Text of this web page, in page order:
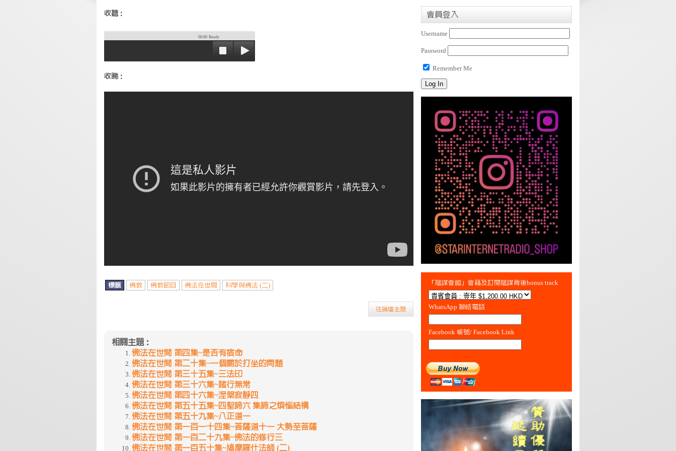
收聽：
00:00 Ready
收睇：
標籤 佛教 佛教節目 佛法在世間 科學與佛法 (二)
往論壇主題
相關主題：
佛法在世間 第四集~是否有宿命
佛法在世間 第二十集~一個關於打坐的問題
佛法在世間 第三十五集~三法印
佛法在世間 第三十六集~諸行無常
佛法在世間 第四十六集~涅槃寂靜四
佛法在世間 第五十五集~四聖諦六 集諦之煩惱結構
佛法在世間 第五十九集~八正道一
佛法在世間 第一百一十四集~菩薩道十一 大勢至菩薩
佛法在世間 第一百二十九集~佛法的修行三
佛法在世間 第一百五十集~鳩摩羅什法師 (二)
會員登入
Username
Password
Remember Me
「陰謀會館」會籍及訂閱陰謀背後bonus track
WhatsApp 聯絡電話
Facebook 帳號/ Facebook Link